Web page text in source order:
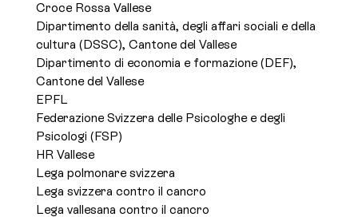
Croce Rossa Vallese
Dipartimento della sanità, degli affari sociali e della
cultura (DSSC), Cantone del Vallese
Dipartimento di economia e formazione (DEF),
Cantone del Vallese
EPFL
Federazione Svizzera delle Psicologhe e degli
Psicologi (FSP)
HR Vallese
Lega polmonare svizzera
Lega svizzera contro il cancro
Lega vallesana contro il cancro